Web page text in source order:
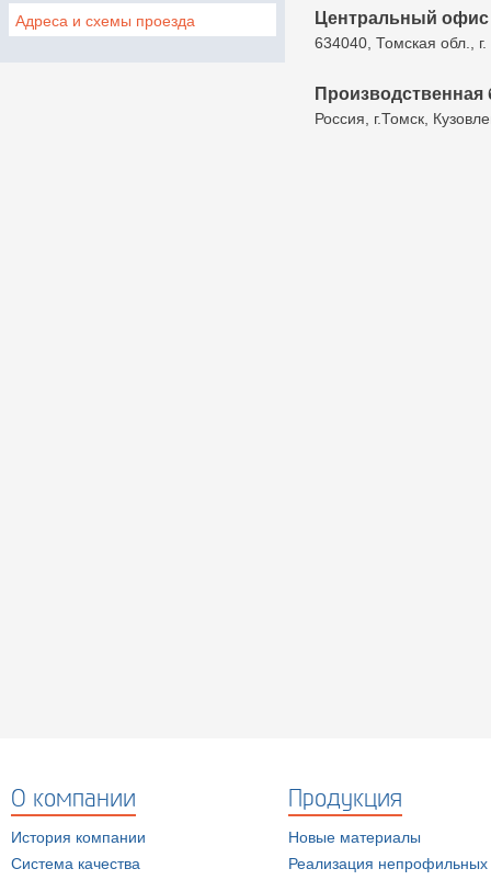
Центральный офис
634040, Томская обл.,
Производственная
Россия, г.Томск,
Адреса и схемы проезда
О компании
История компании
Система качества
Продукция
Новые материалы
Реализация непрофильных